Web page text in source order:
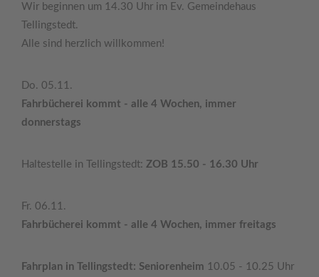
Wir beginnen um 14.30 Uhr im Ev. Gemeindehaus
Tellingstedt.
Alle sind herzlich willkommen!
Do. 05.11.
Fahrbücherei kommt - alle 4 Wochen, immer
donnerstags
Haltestelle in Tellingstedt: ZOB 15.50 - 16.30 Uhr
Fr. 06.11.
Fahrbücherei kommt - alle 4 Wochen, immer freitags
Fahrplan in Tellingstedt: Seniorenheim 10.05 - 10.25 Uhr